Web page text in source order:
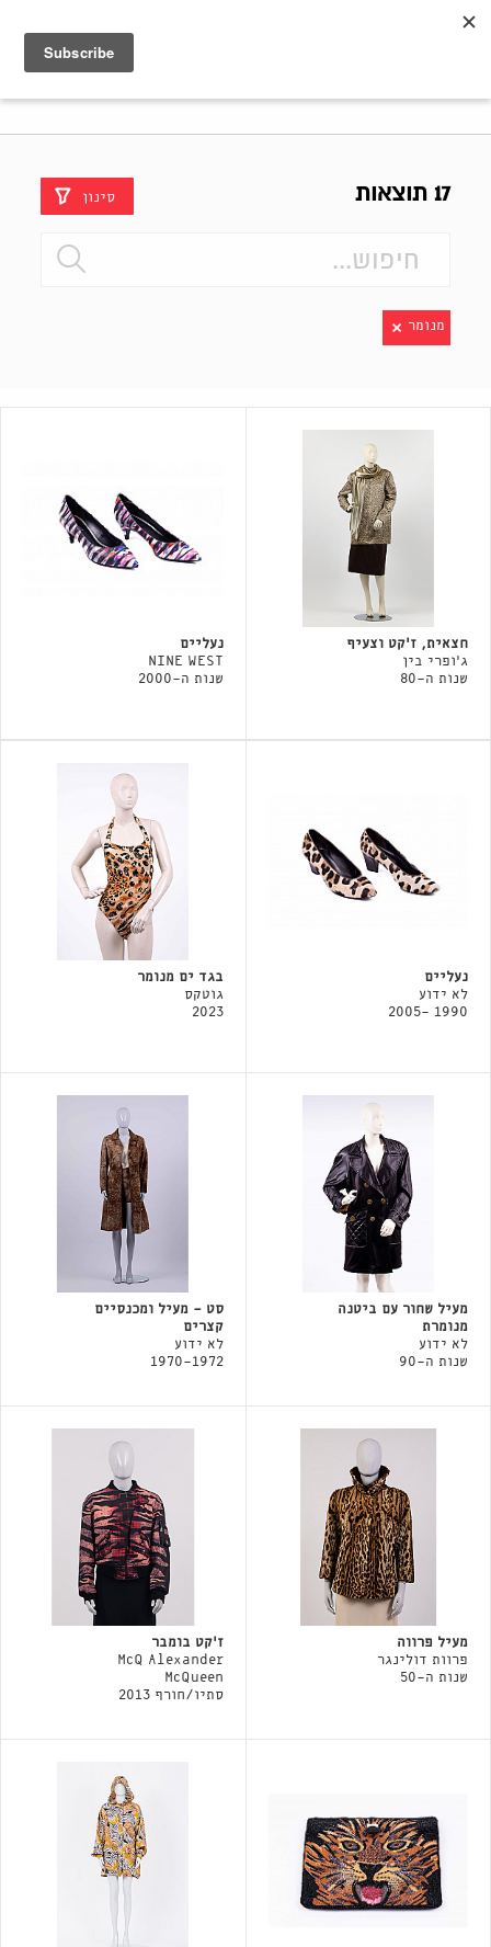
17 תוצאות סינון
מנומר
חצאית, ז'קט וצעיף
ג'ופרי בין
שנות ה-80
נעליים
NINE WEST
שנות ה-2000
נעליים
לא ידוע
1990 -2005
בגד ים מנומר
גוטקס
2023
מעיל שחור עם ביטנה
מנומרת
לא ידוע
שנות ה-90
סט - מעיל ומכנסיים
קצרים
לא ידוע
1970-1972
מעיל פרווה
פרוות דולינגר
שנות ה-50
ז׳קט בומבר
McQ Alexander
McQueen
סתיו/חורף 2013